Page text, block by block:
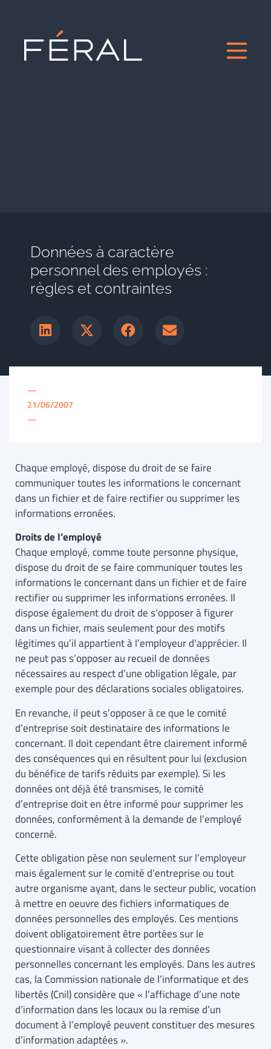
Données à caractère
personnel des employés :
règles et contraintes
—
21/06/2007
—
Chaque employé, dispose du droit de se faire
communiquer toutes les informations le concernant
dans un fichier et de faire rectifier ou supprimer les
informations erronées.
Droits de l’employé
Chaque employé, comme toute personne physique,
dispose du droit de se faire communiquer toutes les
informations le concernant dans un fichier et de faire
rectifier ou supprimer les informations erronées. Il
dispose également du droit de s’opposer à figurer
dans un fichier, mais seulement pour des motifs
légitimes qu’il appartient à l’employeur d’apprécier. Il
ne peut pas s’opposer au recueil de données
nécessaires au respect d’une obligation légale, par
exemple pour des déclarations sociales obligatoires.
En revanche, il peut s’opposer à ce que le comité
d’entreprise soit destinataire des informations le
concernant. Il doit cependant être clairement informé
des conséquences qui en résultent pour lui (exclusion
du bénéfice de tarifs réduits par exemple). Si les
données ont déjà été transmises, le comité
d’entreprise doit en être informé pour supprimer les
données, conformément à la demande de l’employé
concerné.
Cette obligation pèse non seulement sur l’employeur
mais également sur le comité d’entreprise ou tout
autre organisme ayant, dans le secteur public, vocation
à mettre en oeuvre des fichiers informatiques de
données personnelles des employés. Ces mentions
doivent obligatoirement être portées sur le
questionnaire visant à collecter des données
personnelles concernant les employés. Dans les autres
cas, la Commission nationale de l’informatique et des
libertés (Cnil) considère que « l’affichage d’une note
d’information dans les locaux ou la remise d’un
document à l’employé peuvent constituer des mesures
d’information adaptées ».